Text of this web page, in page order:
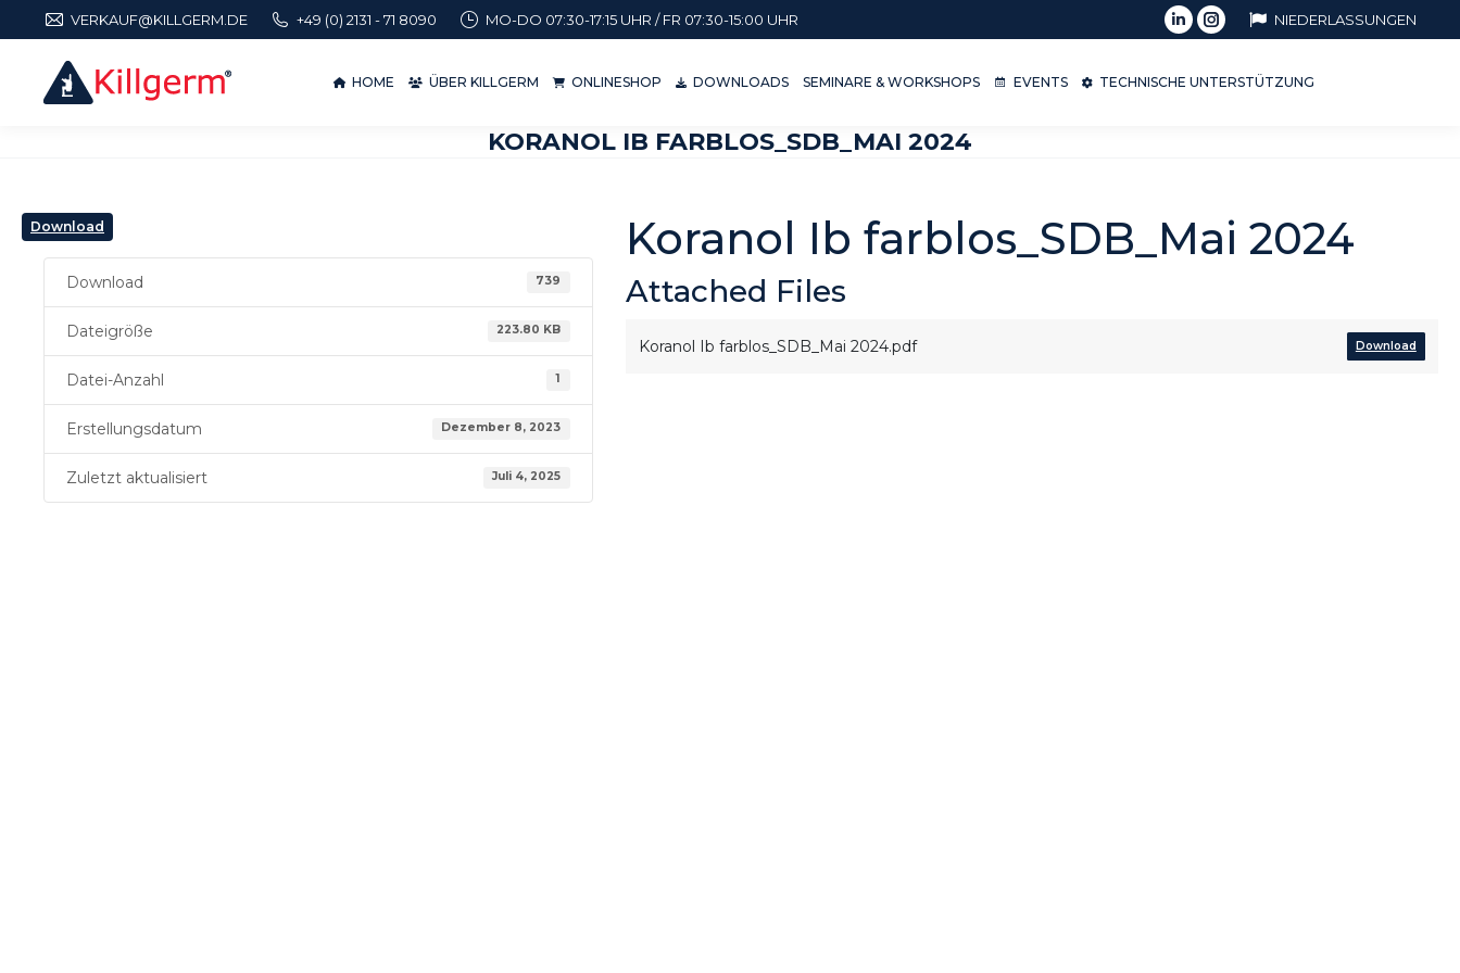
VERKAUF@KILLGERM.DE +49 (0) 2131 - 71 8090 MO-DO 07:30-17:15 UHR / FR 07:30-15:00 UHR NIEDERLASSUNGEN
HOME ÜBER KILLGERM ONLINESHOP DOWNLOADS SEMINARE & WORKSHOPS EVENTS TECHNISCHE UNTERSTÜTZUNG
KORANOL IB FARBLOS_SDB_MAI 2024
Download
Download 739
Dateigröße 223.80 KB
Datei-Anzahl 1
Erstellungsdatum Dezember 8, 2023
Zuletzt aktualisiert Juli 4, 2025
Koranol Ib farblos_SDB_Mai 2024
Attached Files
Koranol Ib farblos_SDB_Mai 2024.pdf Download
ÜBER KILLGERM ONLINESHOP TECHNISCHE UNTERSTÜTZUNG